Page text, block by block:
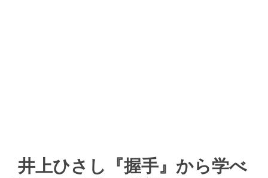
井上ひさし『握手』から学べ